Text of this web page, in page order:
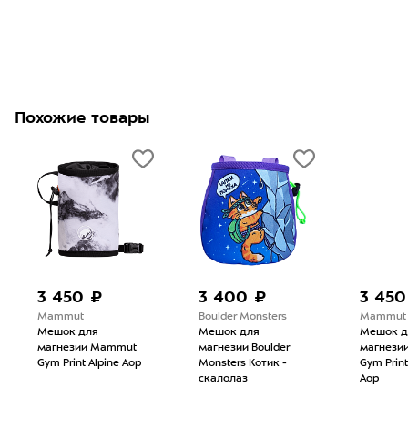
Похожие товары
3 450 ₽
Mammut
Мешок для
магнезии Mammut
Gym Print Alpine Aop
3 400 ₽
Boulder Monsters
Мешок для
магнезии Boulder
Monsters Котик -
скалолаз
3
Mammut
Мешок
Gym
Aop